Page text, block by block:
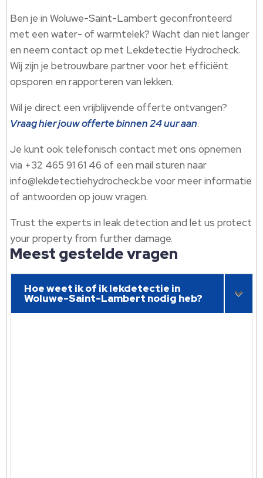
Ben je in Woluwe-Saint-Lambert geconfronteerd
met een water- of warmtelek? Wacht dan niet langer
en neem contact op met Lekdetectie Hydrocheck.
Wij zijn je betrouwbare partner voor het efficiënt
opsporen en rapporteren van lekken.
Wil je direct een vrijblijvende offerte ontvangen?
Vraag hier jouw offerte binnen 24 uur aan.
Je kunt ook telefonisch contact met ons opnemen
via +32 465 91 61 46 of een mail sturen naar
info@lekdetectiehydrocheck.be voor meer informatie
of antwoorden op jouw vragen.
Trust the experts in leak detection and let us protect
your property from further damage.
Meest gestelde vragen
Hoe weet ik of ik lekdetectie in
Woluwe-Saint-Lambert nodig heb?